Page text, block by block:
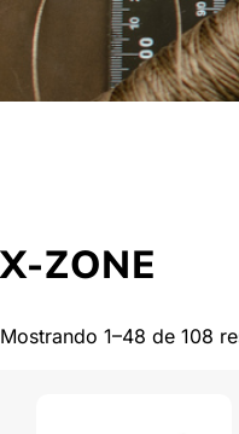
X-ZONE
Mostrando 1–48 de 108